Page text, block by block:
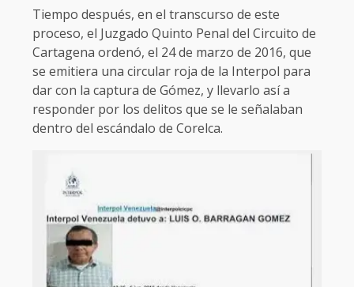
Tiempo después, en el transcurso de este
proceso, el Juzgado Quinto Penal del Circuito de
Cartagena ordenó, el 24 de marzo de 2016, que
se emitiera una circular roja de la Interpol para
dar con la captura de Gómez, y llevarlo así a
responder por los delitos que se le señalaban
dentro del escándalo de Corelca.